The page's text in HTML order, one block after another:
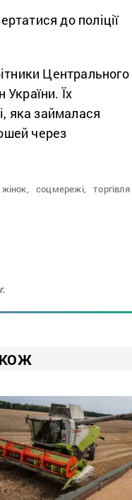
до поліції
Центрального
Їх
яка займалася
через
соцмережі,